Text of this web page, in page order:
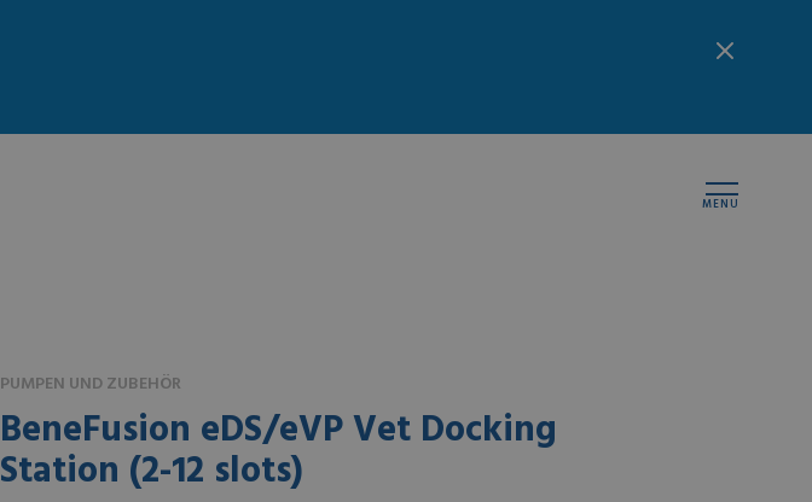
MENU
PUMPEN UND ZUBEHÖR
BeneFusion eDS/eVP Vet Docking
Station (2-12 slots)